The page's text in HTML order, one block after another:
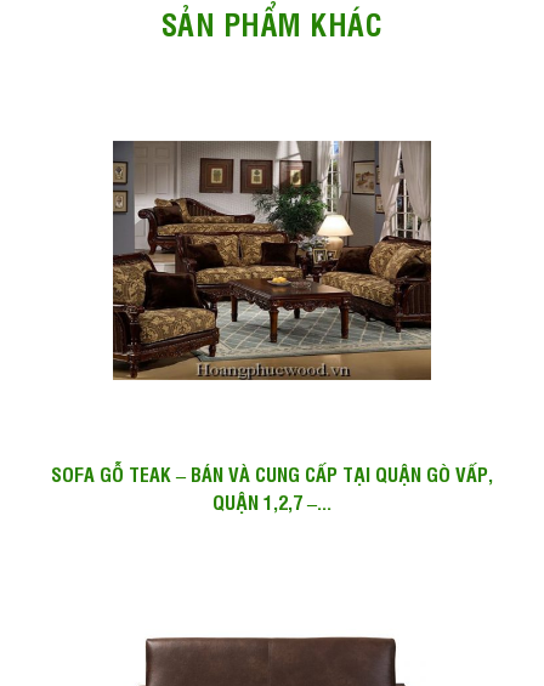
SẢN PHẨM KHÁC
SOFA GỖ TEAK – BÁN VÀ CUNG CẤP TẠI QUẬN GÒ VẤP,
QUẬN 1,2,7 –...